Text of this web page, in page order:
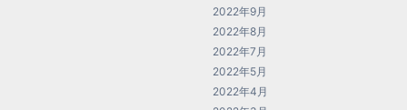
2022年9月
2022年8月
2022年7月
2022年5月
2022年4月